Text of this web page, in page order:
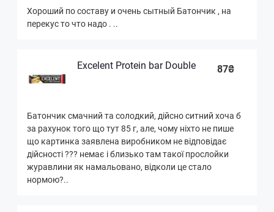
Хороший по составу и очень сытный Батончик , на
перекус то что надо . ..
Excelent Protein bar Double 87₴
Батончик смачний та солодкий, дійсно ситний хоча б
за рахунок того що тут 85 г, але, чому ніхто не пише
що картинка заявлена виробником не відповідає
дійсності ??? немає і близько там такої прослойки
журавлини як намальовано, відколи це стало
нормою?..